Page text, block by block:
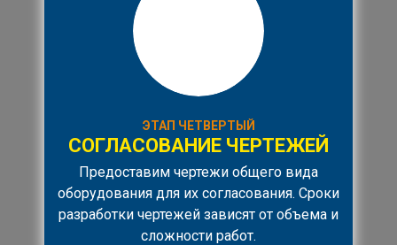
ЭТАП ЧЕТВЕРТЫЙ
СОГЛАСОВАНИЕ ЧЕРТЕЖЕЙ
Предоставим чертежи общего вида
оборудования для их согласования. Сроки
разработки чертежей зависят от объема и
сложности работ.